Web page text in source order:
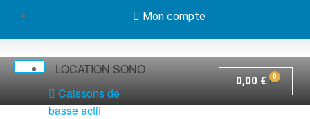
Mon compte
LOCATION SONO
Caissons de
basse actif
0,00 €